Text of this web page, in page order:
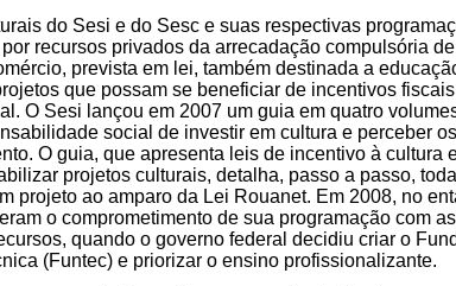
do Sesi e do Sesc e suas respectivas
recursos privados da arrecadação compulsória
prevista em lei, também destinada a
que possam se beneficiar de incentivos
O Sesi lançou em 2007 um guia em quatro
social de investir em cultura e perceber
O guia, que apresenta leis de incentivo à cultura
projetos culturais, detalha, passo a passo,
projeto ao amparo da Lei Rouanet. Em 2008, no
o comprometimento de sua programação com
quando o governo federal decidiu criar o
(Funtec) e priorizar o ensino profissionalizante.